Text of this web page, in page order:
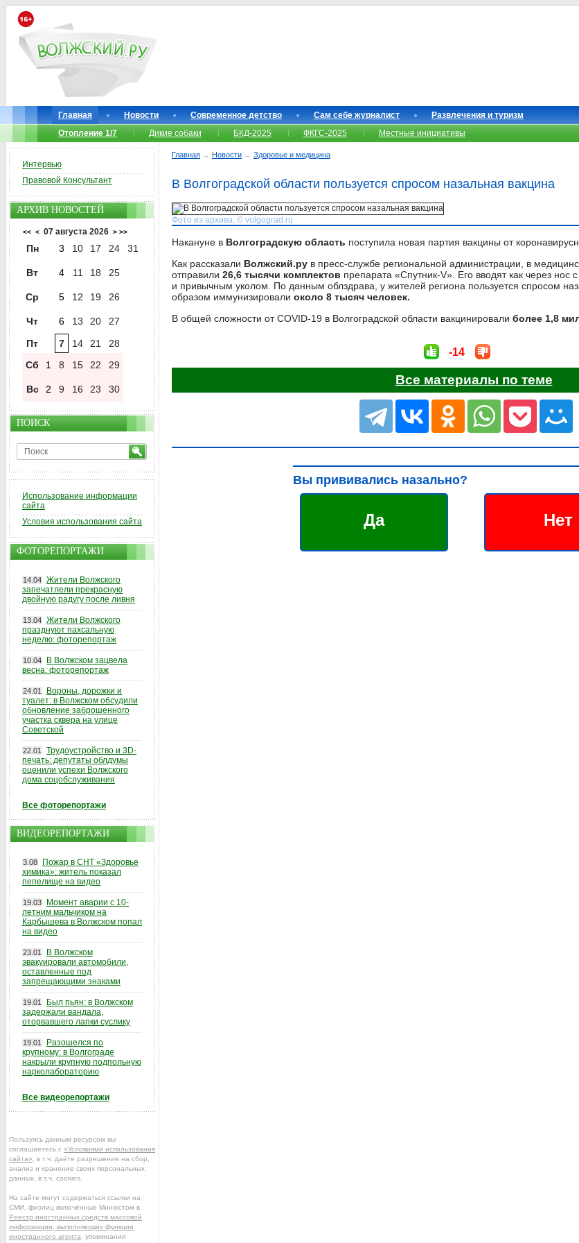
Главная Новости Современное детство Сам себе журналист
Развлечения и туризм
Отопление 1/7
Дикие собаки БКД-2025 ФКГС-2025 Местные инициативы
Главная → Новости → Здоровье и медицина
В Волгоградской области пользуется спросом назальная вакцина
Фото из архива. © volgograd.ru
Накануне в Волгоградскую область поступила новая партия вакцины от
Как рассказали Волжский.ру в пресс-службе региональной администрации, в
отправили 26,6 тысячи комплектов препарата «Спутник-V». Его вводят как через
и привычным уколом. По данным облздрава, у жителей региона пользуется спросом
образом иммунизировали около 8 тысяч человек.
В общей сложности от COVID-19 в Волгоградской области вакцинировали более 1,8
-14
Все материалы по теме
Вы прививались назально?
Да Нет
Интервью
Правовой Консультант
АРХИВ НОВОСТЕЙ
<< < 07 августа 2026 > >>
Пн 3 10 17 24 31
Вт 4 11 18 25
Ср 5 12 19 26
Чт 6 13 20
27
Пт
7 14 21
28
Сб
1 8 15 22 29
Вс 2 9 16 23 30
ПОИСК
Использование информации
сайта
Условия использования сайта
ФОТОРЕПОРТАЖИ
14.04 Жители Волжского
запечатлели прекрасную
двойную радугу после ливня
13.04 Жители Волжского
празднуют пахсальную
неделю: фоторепортаж
10.04
В Волжском зацвела
весна: фоторепортаж
24.01
Вороны, дорожки и
туалет: в Волжском обсудили
обновление заброшенного
участка сквера на улице
Советской
22.01
Трудоустройство и 3D-
печать: депутаты облдумы
оценили успехи Волжского
дома соцобслуживания
Все фоторепортажи
ВИДЕОРЕПОРТАЖИ
3.08
Пожар в СНТ «Здоровье
химика»: житель показал
пепелище на видео
19.03
Момент аварии с 10-
летним мальчиком на
Карбышева в Волжском попал
на видео
23.01
В Волжском
эвакуировали автомобили,
оставленные под
запрещающими знаками
19.01
Был пьян: в Волжском
задержали вандала,
оторвавшего лапки суслику
19.01
Разошелся по
крупному: в Волгограде
накрыли крупную подпольную
нарколабораторию
Все видеорепортажи
Пользуясь данным ресурсом вы
соглашаетесь с «Условиями использования
сайта» , в т.ч. даёте разрешение на сбор,
анализ и хранение своих персональных
данных, в т.ч. cookies.
На сайте могут содержаться ссылки на
СМИ, физлиц включённые Минюстом в
Реестр иностранных средств массовой
информации, выполняющих функции
иностранного агента , упоминания